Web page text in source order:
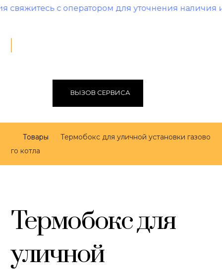
с оператором для уточнения наличия и цены!
ВЫЗОВ СЕРВИСА
Товары
Термобокс для уличной установки газово
го котла
Термобокс для
уличной